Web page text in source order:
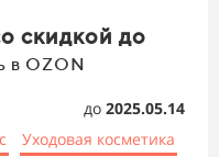
скидкой до
в OZON
до 2025.05.14
Уходовая косметика